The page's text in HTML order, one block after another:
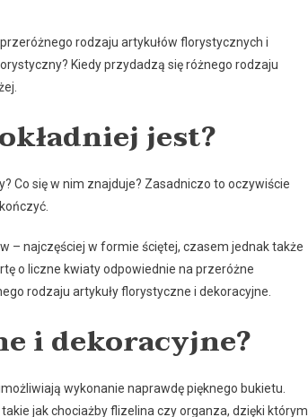
rodzaju artykułów florystycznych i
Kiedy przydadzą się różnego rodzaju
jest?
Co się w nim znajduje? Zasadniczo to oczywiście
– najczęściej w formie ściętej, czasem jednak także
o liczne kwiaty odpowiednie na przeróżne
rodzaju artykuły florystyczne i dekoracyjne.
i dekoracyjne?
wykonanie naprawdę pięknego bukietu.
jak chociażby flizelina czy organza, dzięki którym